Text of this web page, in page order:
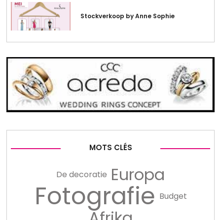
Stockverkoop by Anne Sophie
MOTS CLÉS
De decoratie Europa
Fotografie Budget